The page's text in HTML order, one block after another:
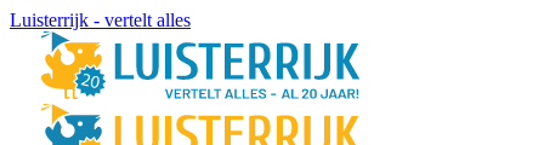
Luisterrijk - vertelt alles